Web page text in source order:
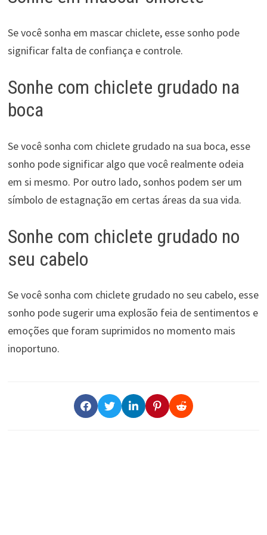
Se você sonha em mascar chiclete, esse sonho pode
significar falta de confiança e controle.
Sonhe com chiclete grudado na
boca
Se você sonha com chiclete grudado na sua boca, esse
sonho pode significar algo que você realmente odeia
em si mesmo. Por outro lado, sonhos podem ser um
símbolo de estagnação em certas áreas da sua vida.
Sonhe com chiclete grudado no
seu cabelo
Se você sonha com chiclete grudado no seu cabelo, esse
sonho pode sugerir uma explosão feia de sentimentos e
emoções que foram suprimidos no momento mais
inoportuno.